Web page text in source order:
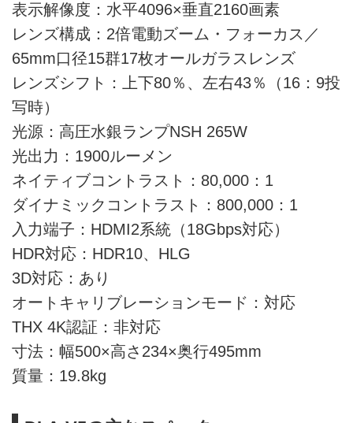
表示解像度：水平4096×垂直2160画素
レンズ構成：2倍電動ズーム・フォーカス／
65mm口径15群17枚オールガラスレンズ
レンズシフト：上下80％、左右43％（16：9投
写時）
光源：高圧水銀ランプNSH 265W
光出力：1900ルーメン
ネイティブコントラスト：80,000：1
ダイナミックコントラスト：800,000：1
入力端子：HDMI2系統（18Gbps対応）
HDR対応：HDR10、HLG
3D対応：あり
オートキャリブレーションモード：対応
THX 4K認証：非対応
寸法：幅500×高さ234×奥行495mm
質量：19.8kg